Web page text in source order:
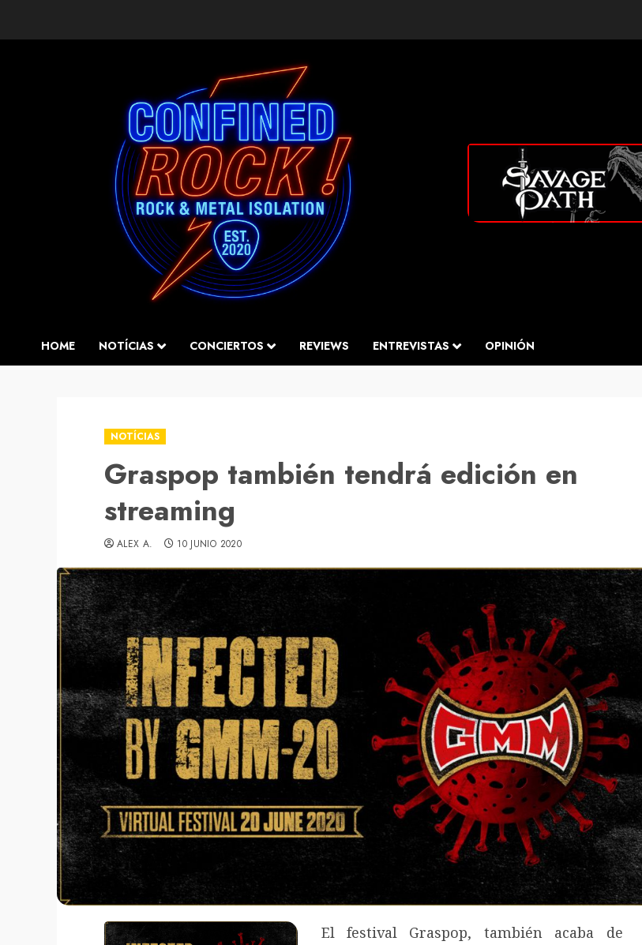
HOME NOTÍCIAS CONCIERTOS REVIEWS ENTREVISTAS OPINIÓN
NOTÍCIAS
Graspop también tendrá edición en
streaming
ALEX A. 10 JUNIO 2020
El festival Graspop, también acaba de